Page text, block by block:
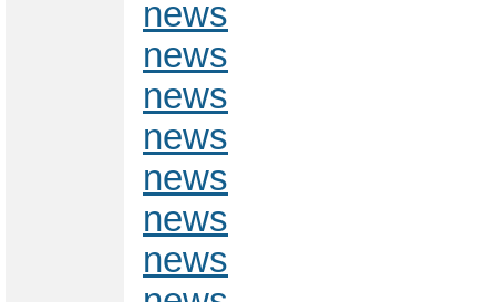
news
news
news
news
news
news
news